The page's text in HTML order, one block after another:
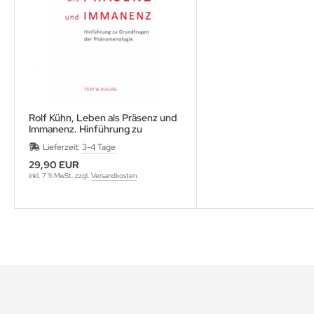
Rolf Kühn, Leben als Präsenz und
Immanenz. Hinführung zu
Grundfragen der Phänomenologie
Lieferzeit: 3-4 Tage
29,90 EUR
inkl. 7 % MwSt. zzgl. Versandkosten